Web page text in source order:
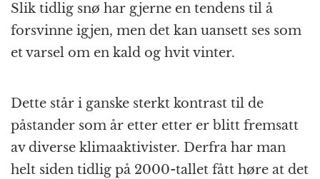
Slik tidlig snø har gjerne en tendens til å
forsvinne igjen, men det kan uansett ses som
et varsel om en kald og hvit vinter.
Dette står i ganske sterkt kontrast til de
påstander som år etter etter er blitt fremsatt
av diverse klimaaktivister. Derfra har man
helt siden tidlig på 2000-tallet fått høre at det